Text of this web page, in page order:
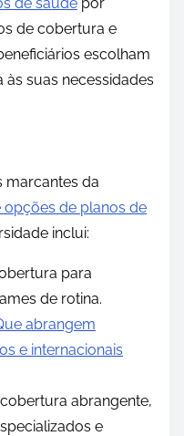
de cobertura e
escolham
suas necessidades
marcantes da
opções de planos de
inclui:
para
de rotina.
abrangem
e internacionais
abrangente,
e